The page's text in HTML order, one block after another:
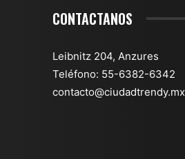
CONTACTANOS
Leibnitz 204, Anzures
Teléfono: 55-6382-6342
contacto@ciudadtrendy.mx